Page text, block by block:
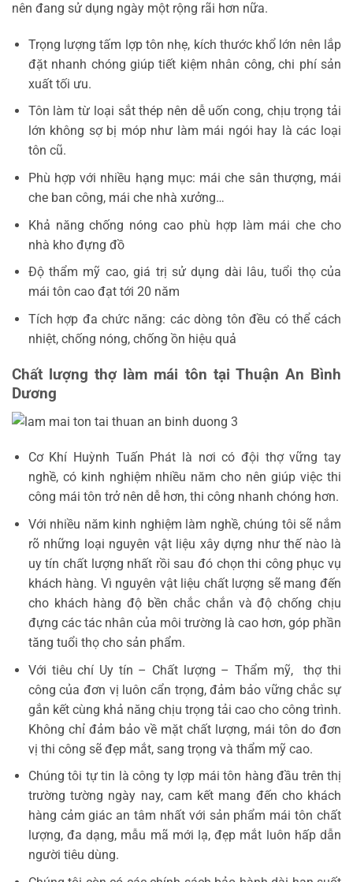
nên đang sử dụng ngày một rộng rãi hơn nữa.
Trọng lượng tấm lợp tôn nhẹ, kích thước khổ lớn nên lắp
đặt nhanh chóng giúp tiết kiệm nhân công, chi phí sản
xuất tối ưu.
Tôn làm từ loại sắt thép nên dễ uốn cong, chịu trọng tải
lớn không sợ bị móp như làm mái ngói hay là các loại
tôn cũ.
Phù hợp với nhiều hạng mục: mái che sân thượng, mái
che ban công, mái che nhà xưởng…
Khả năng chống nóng cao phù hợp làm mái che cho
nhà kho đựng đồ
Độ thẩm mỹ cao, giá trị sử dụng dài lâu, tuổi thọ của
mái tôn cao đạt tới 20 năm
Tích hợp đa chức năng: các dòng tôn đều có thể cách
nhiệt, chống nóng, chống ồn hiệu quả
Chất lượng thợ làm mái tôn tại Thuận An Bình
Dương
Cơ Khí Huỳnh Tuấn Phát là nơi có đội thợ vững tay
nghề, có kinh nghiệm nhiều năm cho nên giúp việc thi
công mái tôn trở nên dễ hơn, thi công nhanh chóng hơn.
Với nhiều năm kinh nghiệm làm nghề, chúng tôi sẽ nắm
rõ những loại nguyên vật liệu xây dựng như thế nào là
uy tín chất lượng nhất rồi sau đó chọn thi công phục vụ
khách hàng. Vì nguyên vật liệu chất lượng sẽ mang đến
cho khách hàng độ bền chắc chắn và độ chống chịu
đựng các tác nhân của môi trường là cao hơn, góp phần
tăng tuổi thọ cho sản phẩm.
Với tiêu chí Uy tín – Chất lượng – Thẩm mỹ, thợ thi
công của đơn vị luôn cẩn trọng, đảm bảo vững chắc sự
gắn kết cùng khả năng chịu trọng tải cao cho công trình.
Không chỉ đảm bảo về mặt chất lượng, mái tôn do đơn
vị thi công sẽ đẹp mắt, sang trọng và thẩm mỹ cao.
Chúng tôi tự tin là công ty lợp mái tôn hàng đầu trên thị
trường tường ngày nay, cam kết mang đến cho khách
hàng cảm giác an tâm nhất với sản phẩm mái tôn chất
lượng, đa dạng, mẫu mã mới lạ, đẹp mắt luôn hấp dẫn
người tiêu dùng.